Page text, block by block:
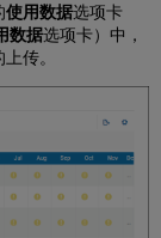
使用数据选项卡
数据选项卡）中，
传。